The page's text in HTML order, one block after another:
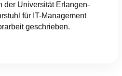
der Universität Erlangen-
für IT-Management
geschrieben.